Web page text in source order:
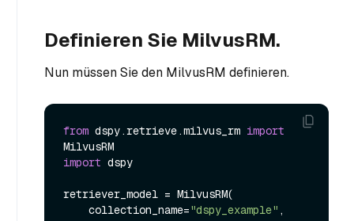
Definieren Sie MilvusRM.
Nun müssen Sie den MilvusRM definieren.
from dspy.retrieve.milvus_rm import
import dspy
retriever_model = MilvusRM(
    collection_name=
"dspy_example" ,